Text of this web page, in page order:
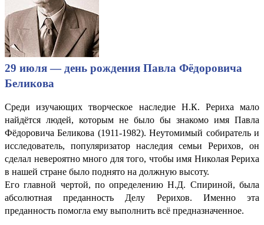
29 июля — день рождения Павла Фёдоровича
Беликова
Среди изучающих творческое наследие Н.К. Рериха мало
найдётся людей, которым не было бы знакомо имя Павла
Фёдоровича Беликова (1911-1982). Неутомимый собиратель и
исследователь, популяризатор наследия семьи Рерихов, он
сделал невероятно много для того, чтобы имя Николая Рериха
в нашей стране было поднято на должную высоту.
Его главной чертой, по определению Н.Д. Спириной, была
абсолютная преданность Делу Рерихов. Именно эта
преданность помогла ему выполнить всё предназначенное.